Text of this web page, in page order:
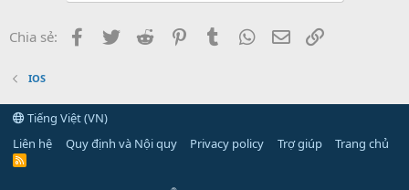
Chia sẻ: Facebook
Twitter Reddit PinterestTumblr WhatsApp
Email
IOS
Tiếng Việt (VN)
Liên hệ
Quy định và Nội quy Privacy policy Trợ giúp Trang chủ
R